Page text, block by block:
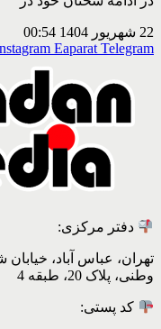
22 شهریور 1404
00:54
Eaparat Telegram
دفتر مرکزی:
تهران، عباس آباد،
وطنی، پلاک 20، طبقه 4
کد پستی: